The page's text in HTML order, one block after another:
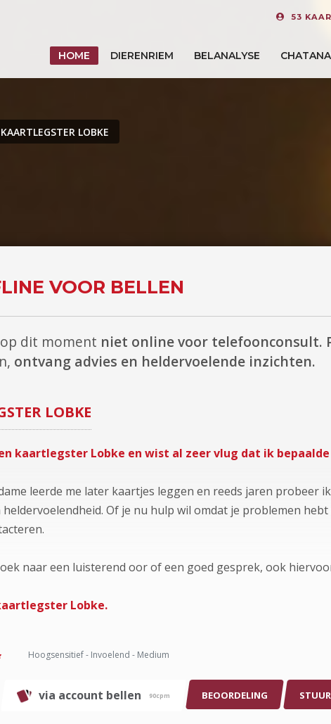
53
HOME DIERENRIEM BELANALYSE
KAARTLEGSTER LOBKE
VOOR BELLEN
dit moment niet online voor telefoonconsult.
ontvang advies en heldervoelende inzichten.
LOBKE
kaartlegster Lobke en wist al zeer vlug dat ik
leerde me later kaartjes leggen en reeds jaren probeer
Of je nu hulp wil omdat je problemen
naar een luisterend oor of een goed gesprek, ook
Lobke.
Hoogsensitief - Invoelend - Medium
via account bellen 90cpm BEOORDELING